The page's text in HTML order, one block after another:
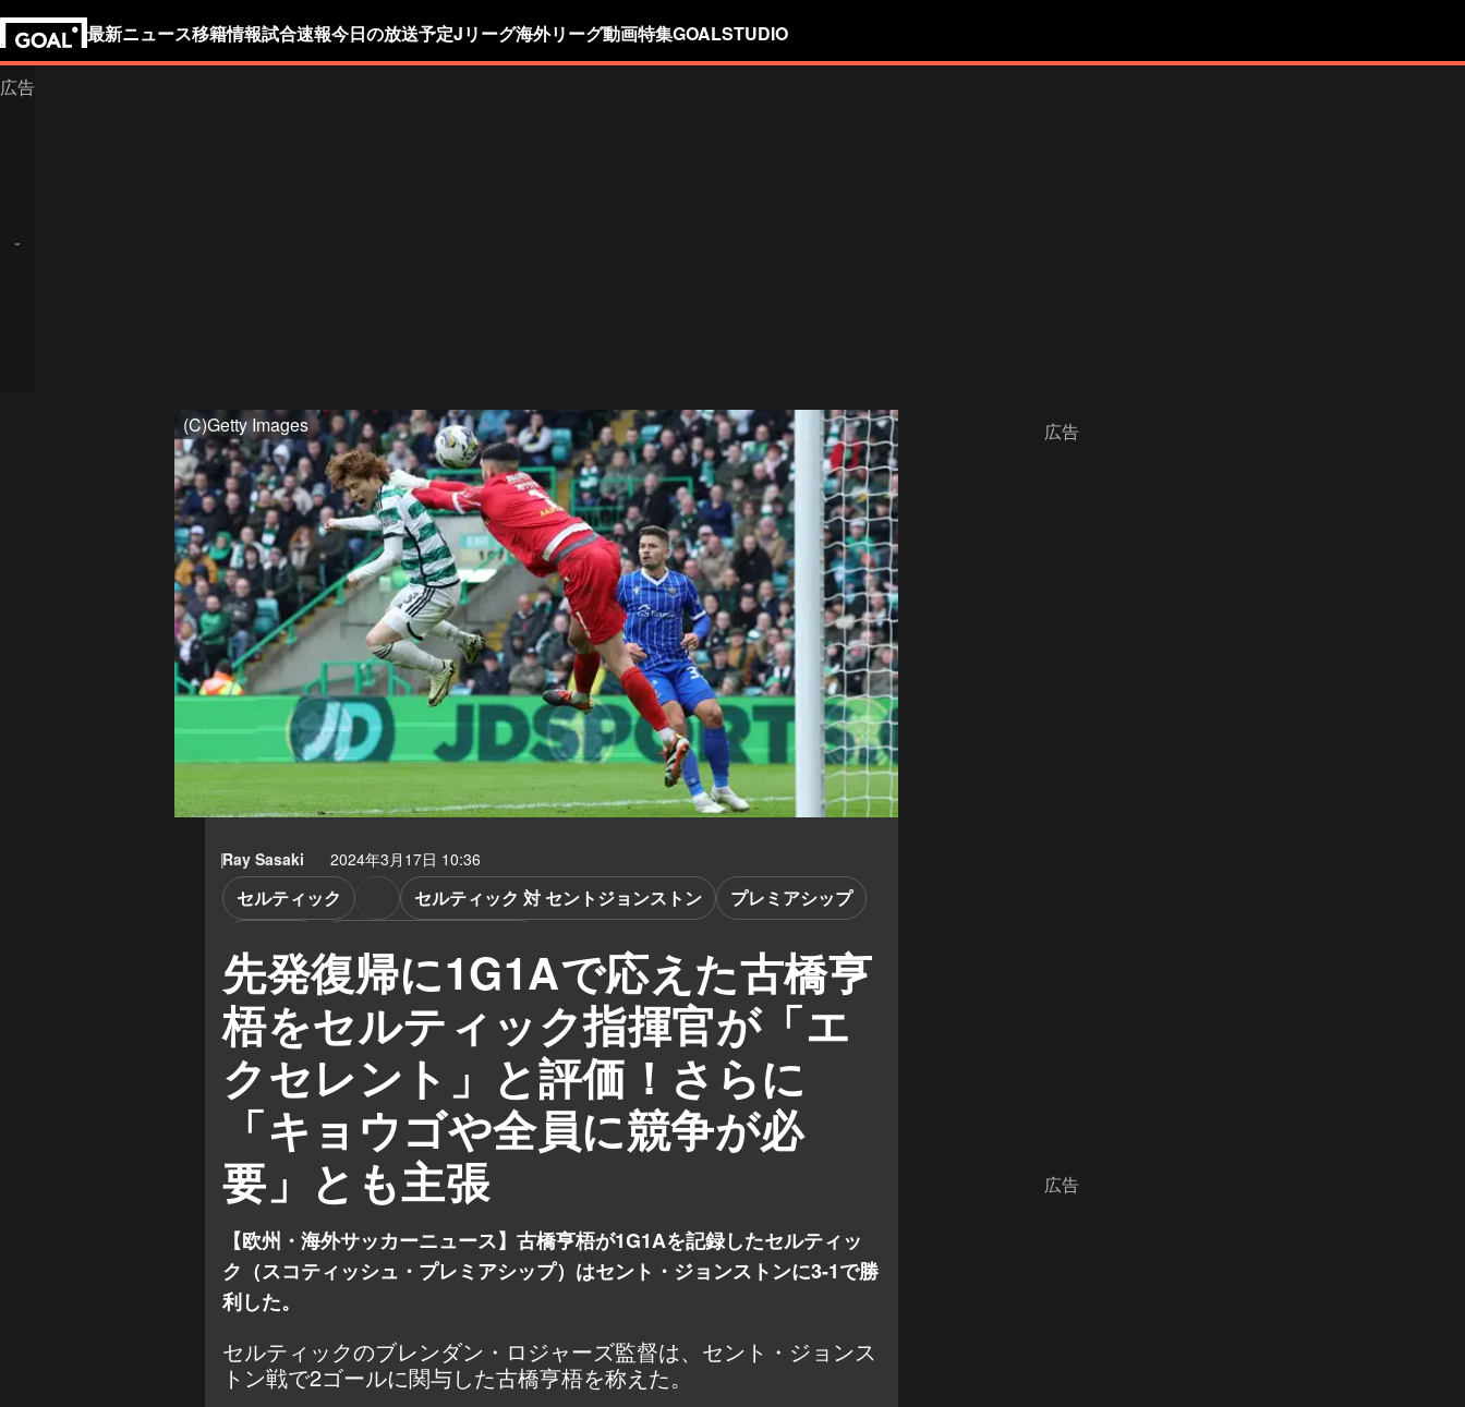
最新ニュース移籍情報試合速報今日の放送予定Jリーグ海外リーグ動画特集GOALSTUDIO
(C)Getty Images
Ray Sasaki 2024年3月17日 10:36
先発復帰に1G1Aで応えた古橋亨
梧をセルティック指揮官が「エ
クセレント」と評価！さらに
「キョウゴや全員に競争が必
要」とも主張
セルティック セルティック 対 セントジョンストン
プレミアシップ
【欧州・海外サッカーニュース】古橋亨梧が1G1Aを記録したセルティッ
ク（スコティッシュ・プレミアシップ）はセント・ジョンストンに3-1で勝
利した。
セルティックのブレンダン・ロジャーズ監督は、セント・ジョンス
トン戦で2ゴールに関与した古橋亨梧を称えた。